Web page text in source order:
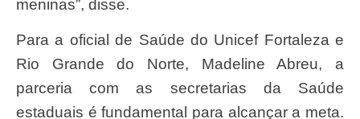
meninas”, disse.
Para a oficial de Saúde do Unicef Fortaleza e
Rio Grande do Norte, Madeline Abreu, a
parceria com as secretarias da Saúde
estaduais é fundamental para alcançar a meta.